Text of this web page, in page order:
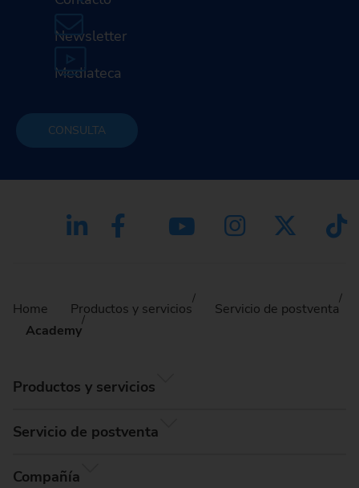
Newsletter
Mediateca
CONSULTA
Home Productos y servicios
Servicio de postventa
Academy
Productos y servicios
Servicio de postventa
Compañía